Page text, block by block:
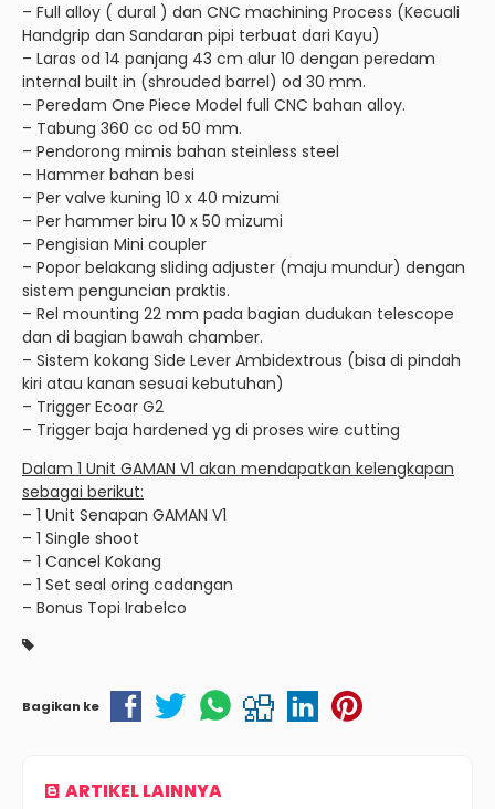
– Full alloy ( dural ) dan CNC machining Process (Kecuali
Handgrip dan Sandaran pipi terbuat dari Kayu)
– Laras od 14 panjang 43 cm alur 10 dengan peredam
internal built in (shrouded barrel) od 30 mm.
– Peredam One Piece Model full CNC bahan alloy.
– Tabung 360 cc od 50 mm.
– Pendorong mimis bahan steinless steel
– Hammer bahan besi
– Per valve kuning 10 x 40 mizumi
– Per hammer biru 10 x 50 mizumi
– Pengisian Mini coupler
– Popor belakang sliding adjuster (maju mundur) dengan
sistem penguncian praktis.
– Rel mounting 22 mm pada bagian dudukan telescope
dan di bagian bawah chamber.
– Sistem kokang Side Lever Ambidextrous (bisa di pindah
kiri atau kanan sesuai kebutuhan)
– Trigger Ecoar G2
– Trigger baja hardened yg di proses wire cutting
Dalam 1 Unit GAMAN V1 akan mendapatkan kelengkapan
sebagai berikut:
– 1 Unit Senapan GAMAN V1
– 1 Single shoot
– 1 Cancel Kokang
– 1 Set seal oring cadangan
– Bonus Topi Irabelco
Bagikan ke
ARTIKEL LAINNYA